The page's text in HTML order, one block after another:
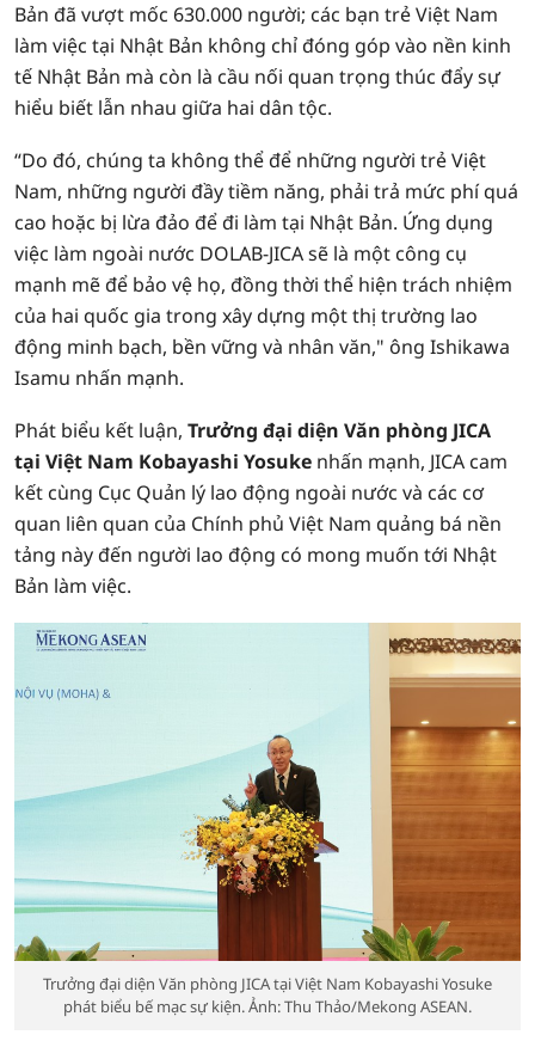
Bản đã vượt mốc 630.000 người; các bạn trẻ Việt Nam
làm việc tại Nhật Bản không chỉ đóng góp vào nền kinh
tế Nhật Bản mà còn là cầu nối quan trọng thúc đẩy sự
hiểu biết lẫn nhau giữa hai dân tộc.
“Do đó, chúng ta không thể để những người trẻ Việt
Nam, những người đầy tiềm năng, phải trả mức phí quá
cao hoặc bị lừa đảo để đi làm tại Nhật Bản. Ứng dụng
việc làm ngoài nước DOLAB-JICA sẽ là một công cụ
mạnh mẽ để bảo vệ họ, đồng thời thể hiện trách nhiệm
của hai quốc gia trong xây dựng một thị trường lao
động minh bạch, bền vững và nhân văn," ông Ishikawa
Isamu nhấn mạnh.
Phát biểu kết luận, Trưởng đại diện Văn phòng JICA
tại Việt Nam Kobayashi Yosuke nhấn mạnh, JICA cam
kết cùng Cục Quản lý lao động ngoài nước và các cơ
quan liên quan của Chính phủ Việt Nam quảng bá nền
tảng này đến người lao động có mong muốn tới Nhật
Bản làm việc.
Trưởng đại diện Văn phòng JICA tại Việt Nam Kobayashi Yosuke
phát biểu bế mạc sự kiện. Ảnh: Thu Thảo/Mekong ASEAN.